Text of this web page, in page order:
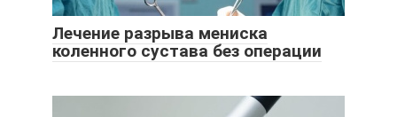
Лечение разрыва мениска
коленного сустава без операции